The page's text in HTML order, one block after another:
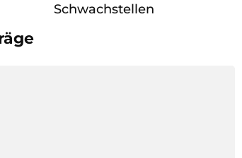
Schwachstellen